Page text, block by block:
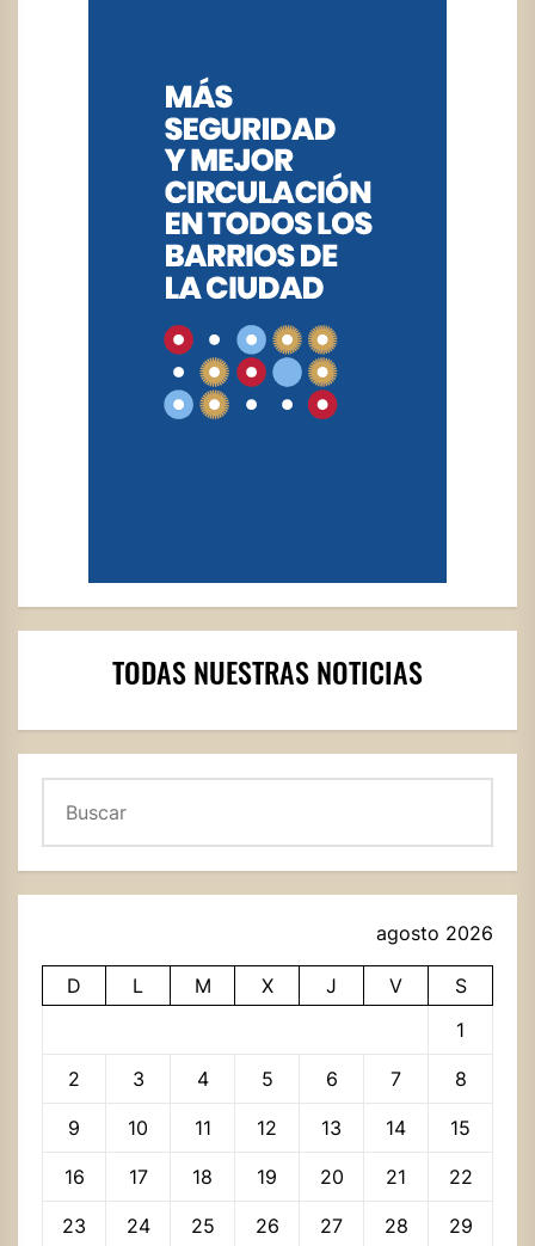
TODAS NUESTRAS NOTICIAS
agosto 2026
D L M X J V
S
1
2 3 4 5 6 7 8
9 10 11 12 13 14 15
16 17 18 19 20 21 22
23 24 25 26 27 28 29